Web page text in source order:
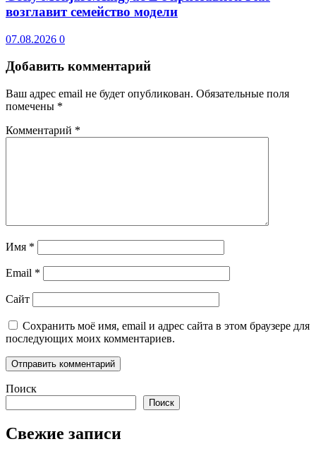
возглавит семейство модели
07.08.2026 0
Добавить комментарий
Ваш адрес email не будет опубликован. Обязательные поля
помечены *
Комментарий *
Имя *
Email *
Сайт
Сохранить моё имя, email и адрес сайта в этом браузере для
последующих моих комментариев.
Поиск
Поиск
Свежие записи